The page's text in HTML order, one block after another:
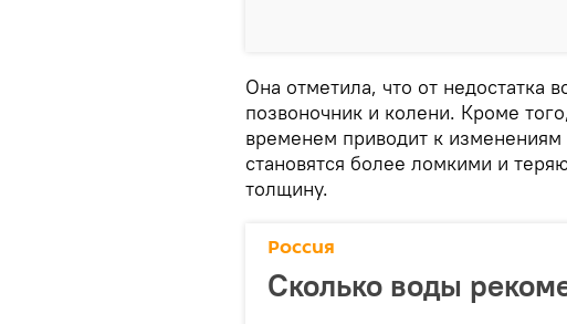
Она отметила, что от недостатка
позвоночник и колени. Кроме
временем приводит к
становятся более ломкими и
толщину.
Россия
Сколько воды